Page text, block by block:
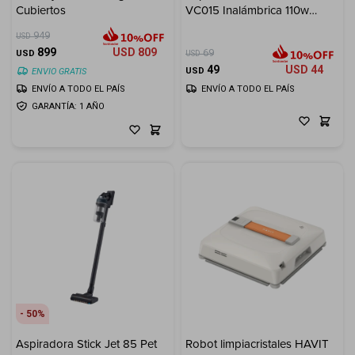
Cubiertos
USD 949
USD 899 USD 809
ENVIO GRATIS
GARANTÍA: 1 AÑO
ENVÍO A TODO EL PAÍS
VC015 Inalámbrica 110w
USD 69
USD 49 USD 44
ENVÍO A TODO EL PAÍS
50
Aspiradora Stick Jet 85 Pet
Robot limpiacristales HAVIT